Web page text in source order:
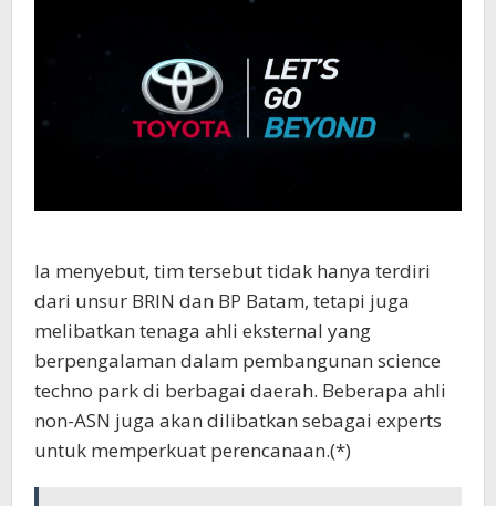
Ia menyebut, tim tersebut tidak hanya terdiri
dari unsur BRIN dan BP Batam, tetapi juga
melibatkan tenaga ahli eksternal yang
berpengalaman dalam pembangunan science
techno park di berbagai daerah. Beberapa ahli
non-ASN juga akan dilibatkan sebagai experts
untuk memperkuat perencanaan.(*)